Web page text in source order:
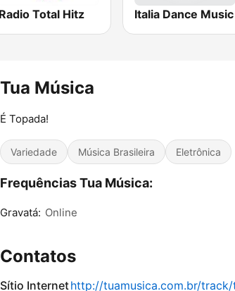
Radio Total Hitz Italia Dance Music
Tua Música
É Topada!
Variedade Música Brasileira Eletrônica
Frequências Tua Música:
Gravatá: Online
Contatos
Sítio Internethttp://tuamusica.com.br/